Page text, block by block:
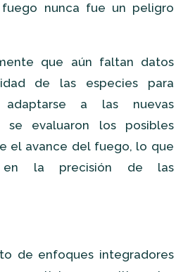
nunca fue un peligro
que aún faltan datos
de las especies para
adaptarse a las nuevas
se evaluaron los posibles
el avance del fuego, lo que
en la precisión de las
de enfoques integradores